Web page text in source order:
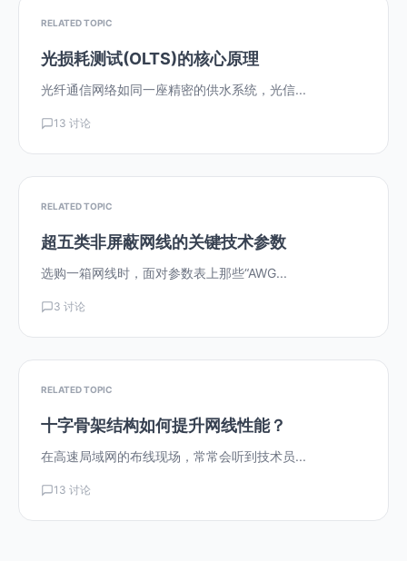
RELATED TOPIC
光损耗测试(OLTS)的核心原理
光纤通信网络如同一座精密的供水系统，光信...
13 讨论
RELATED TOPIC
超五类非屏蔽网线的关键技术参数
选购一箱网线时，面对参数表上那些“AWG...
3 讨论
RELATED TOPIC
十字骨架结构如何提升网线性能？
在高速局域网的布线现场，常常会听到技术员...
13 讨论